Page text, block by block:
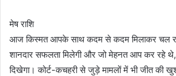
मेष राशि
आज किस्मत आपके साथ कदम से कदम मिलाकर चल
शानदार सफलता मिलेगी और जो मेहनत आप कर रहे
दिखेगा। कोर्ट-कचहरी से जुड़े मामलों में भी जीत की